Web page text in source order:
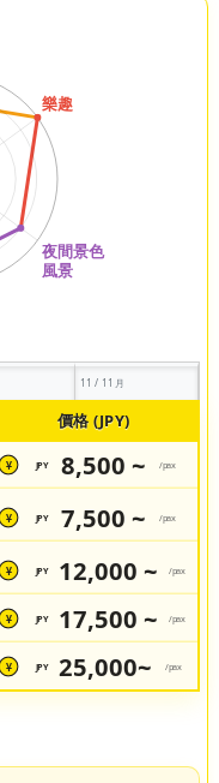
11 / 11月
價格 (JPY)
¥ JPY 8,500 ~ /pax
¥ JPY 7,500 ~ /pax
¥ JPY 12,000 ~ /pax
¥ JPY 17,500 ~ /pax
¥ JPY 25,000~ /pax